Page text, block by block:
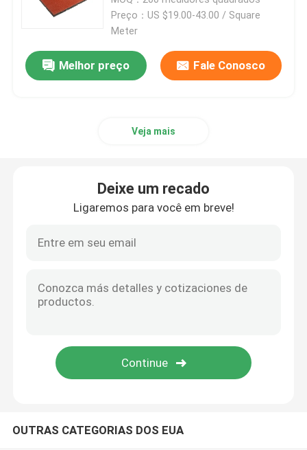
Pavimentos de borracha de condicionamento
Grânulo de borracha de EPDM
grama artificial plena
Aglutinantes de PU
Preço：US $19.00-43.00 / Square
Meter
Melhor preço Fale Conosco
Veja mais
Deixe um recado
Ligaremos para você em breve!
OUTRAS CATEGORIAS DOS EUA